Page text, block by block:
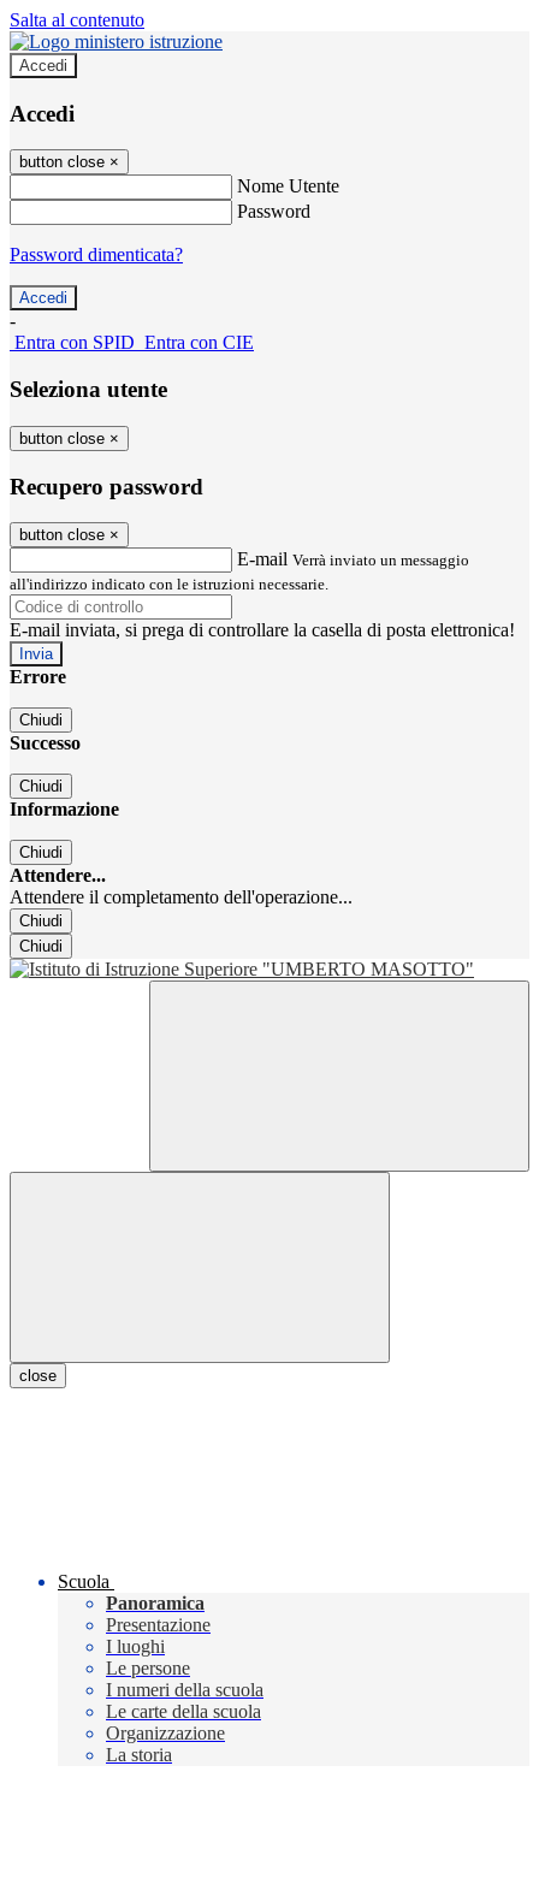
Salta al contenuto
Accedi
Accedi
button close ×
Nome Utente
Password
Password dimenticata?
-
Entra con SPID Entra con CIE
Seleziona utente
button close ×
Recupero password
button close ×
E-mail Verrà inviato un messaggio
all'indirizzo indicato con le istruzioni necessarie.
E-mail inviata, si prega di controllare la casella di posta elettronica!
Errore
Chiudi
Successo
Chiudi
Informazione
Chiudi
Attendere...
Attendere il completamento dell'operazione...
Chiudi
Chiudi
close
Scuola
Panoramica
Presentazione
I luoghi
Le persone
I numeri della scuola
Le carte della scuola
Organizzazione
La storia